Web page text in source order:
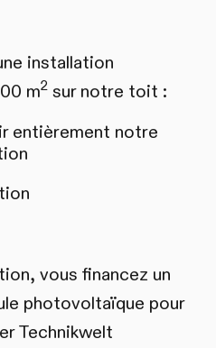
installation
m2sur notre toit :
entièrement notre
vous financez un
photovoltaïque pour
Technikwelt